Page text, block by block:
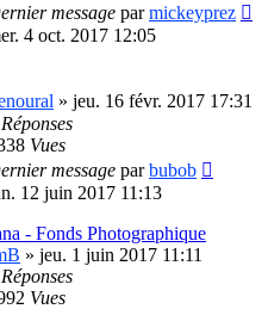
message parmickeyprez
4 oct. 2017 12:05
» jeu. 16 févr. 2017 17:31
Réponses
Vues
message parbubob
12 juin 2017 11:13
- Fonds Photographique
» jeu. 1 juin 2017 11:11
Réponses
Vues